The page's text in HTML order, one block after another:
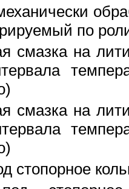
по
смазка на
смазка на
стопорное